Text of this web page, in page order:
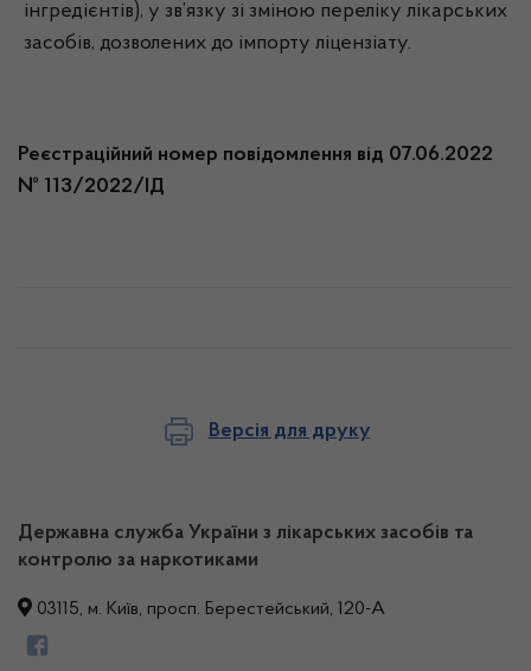
інгредієнтів), у зв’язку зі зміною переліку лікарських
засобів, дозволених до імпорту ліцензіату.
Реєстраційний номер повідомлення від 07.06.2022
№ 113/2022/ІД
Версія для друку
Державна служба України з лікарських засобів та
контролю за наркотиками
03115, м. Київ, просп. Берестейський, 120-А